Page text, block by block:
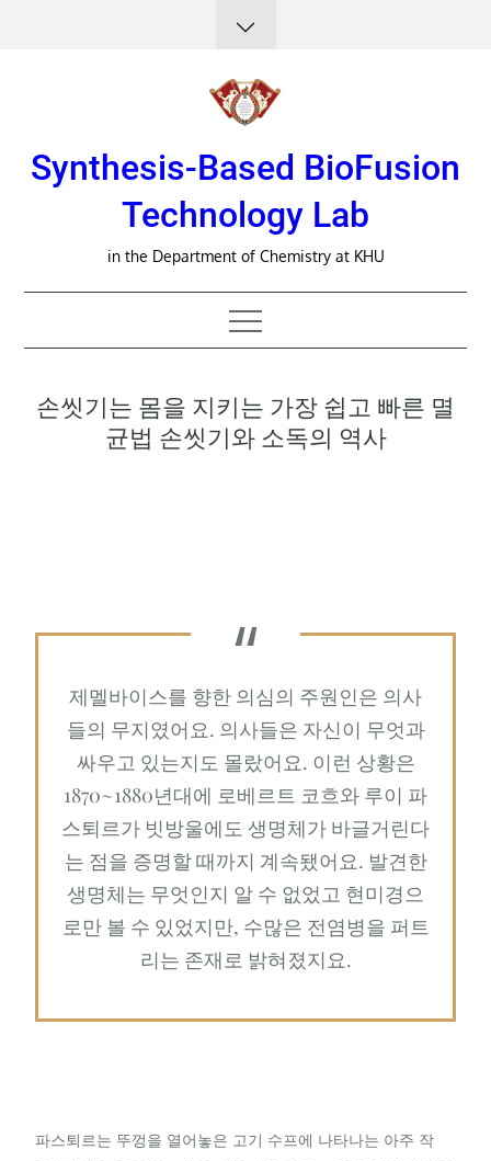
Synthesis-Based BioFusion
Technology Lab
in the Department of Chemistry at KHU
손씻기는 몸을 지키는 가장 쉽고 빠른 멸
균법 손씻기와 소독의 역사
제멜바이스를 향한 의심의 주원인은 의사
들의 무지였어요. 의사들은 자신이 무엇과
싸우고 있는지도 몰랐어요. 이런 상황은
1870~1880년대에 로베르트 코흐와 루이 파
스퇴르가 빗방울에도 생명체가 바글거린다
는 점을 증명할 때까지 계속됐어요. 발견한
생명체는 무엇인지 알 수 없었고 현미경으
로만 볼 수 있었지만, 수많은 전염병을 퍼트
리는 존재로 밝혀졌지요.
파스퇴르는 뚜껑을 열어놓은 고기 수프에 나타나는 아주 작